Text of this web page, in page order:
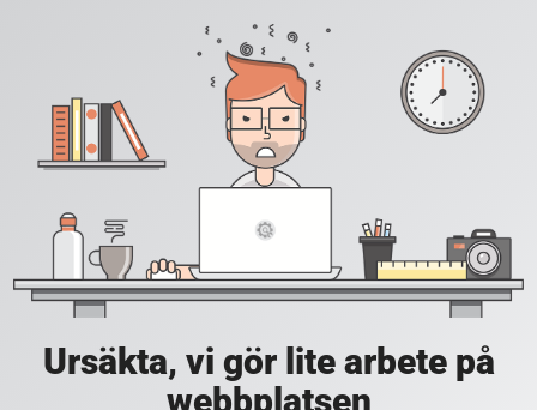
Ursäkta, vi gör lite arbete på
webbplatsen